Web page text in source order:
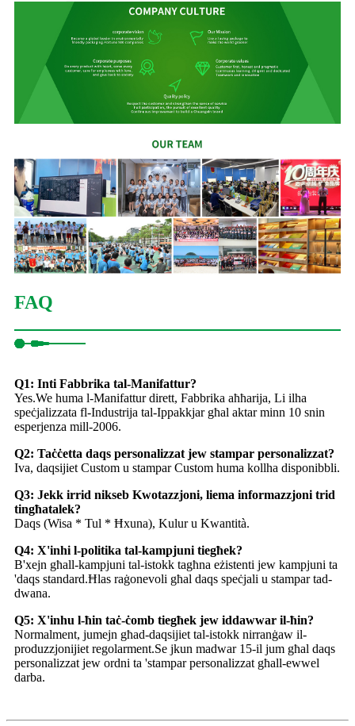
FAQ
Q1: Inti Fabbrika tal-Manifattur?
Yes.We huma l-Manifattur dirett, Fabbrika aħħarija, Li ilha
speċjalizzata fl-Industrija tal-Ippakkjar għal aktar minn 10 snin
esperjenza mill-2006.
Q2: Taċċetta daqs personalizzat jew stampar personalizzat?
Iva, daqsijiet Custom u stampar Custom huma kollha disponibbli.
Q3: Jekk irrid nikseb Kwotazzjoni, liema informazzjoni trid
tingħatalek?
Daqs (Wisa * Tul * Ħxuna), Kulur u Kwantità.
Q4: X'inhi l-politika tal-kampjuni tiegħek?
B'xejn għall-kampjuni tal-istokk tagħna eżistenti jew kampjuni ta
'daqs standard.Ħlas raġonevoli għal daqs speċjali u stampar tad-
dwana.
Q5: X'inhu l-ħin taċ-ċomb tiegħek jew iddawwar il-ħin?
Normalment, jumejn għad-daqsijiet tal-istokk nirranġaw il-
produzzjonijiet regolarment.Se jkun madwar 15-il jum għal daqs
personalizzat jew ordni ta 'stampar personalizzat għall-ewwel
darba.